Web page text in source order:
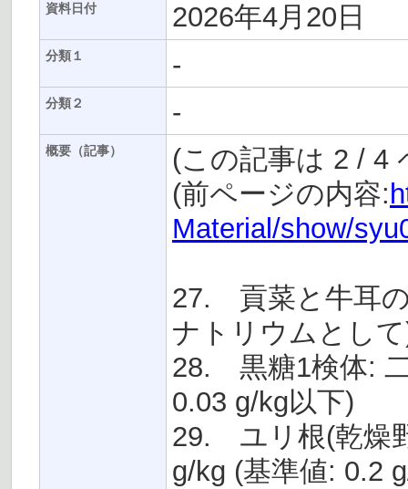
資料日付 2026年4月20日
分類１ -
分類２ -
概要（記事）
(この記事は 2 / 4
(前ページの内容:
Material/show/
27. 貢菜と牛耳
ナトリウムとし
28. 黒糖1検体:
0.03 g/kg以下)
29. ユリ根(乾燥
g/kg (基準値: 0.2